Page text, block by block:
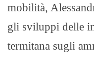
mobilità,
gli sviluppi delle
termitana sugli